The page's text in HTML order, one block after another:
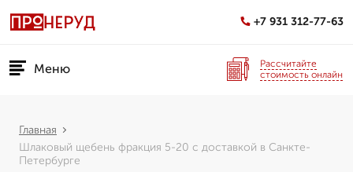
+7 931 312-77-63
Меню
Рассчитайте
стоимость онлайн
Главная
Шлаковый щебень фракция 5-20 с доставкой в Санкте-
Петербурге